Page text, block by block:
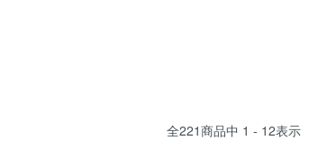
全221商品中 1 - 12表示